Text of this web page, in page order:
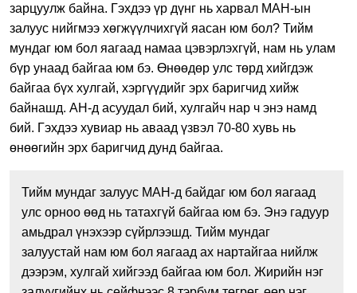
зарцуулж байна. Гэхдээ үр дүнг нь харвал МАН-ын
залуус нийгмээ хөгжүүлчихгүй яасан юм бол? Тийм
мундаг юм бол яагаад намаа цэвэрлэхгүй, нам нь улам
бүр унаад байгаа юм бэ. Өнөөдөр улс төрд хийгдэж
байгаа бүх хулгай, хэргүүдийг эрх баригчид хийж
байнашд. АН-д асуудал бий, хулгайч нар ч энэ намд
бий. Гэхдээ хувиар нь аваад үзвэл 70-80 хувь нь
өнөөгийн эрх баригчид дунд байгаа.
Тийм мундаг залуус МАН-д байдаг юм бол яагаад
улс орноо өөд нь татахгүй байгаа юм бэ. Энэ гадуур
амьдрал үнэхээр сүйрлээшд. Тийм мундаг
залуустай нам юм бол яагаад ах нартайгаа нийлж
дээрэм, хулгай хийгээд байгаа юм бол. Жирийн нэг